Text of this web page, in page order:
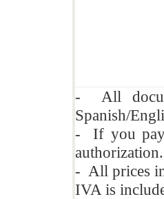
- All
Spanish/
- If you pay
authorization.
- All prices
IVA is